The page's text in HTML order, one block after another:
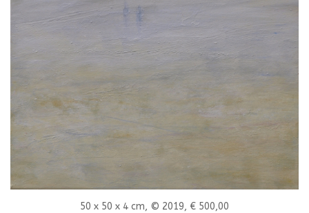
50 x 50 x 4 cm, © 2019, € 500,00